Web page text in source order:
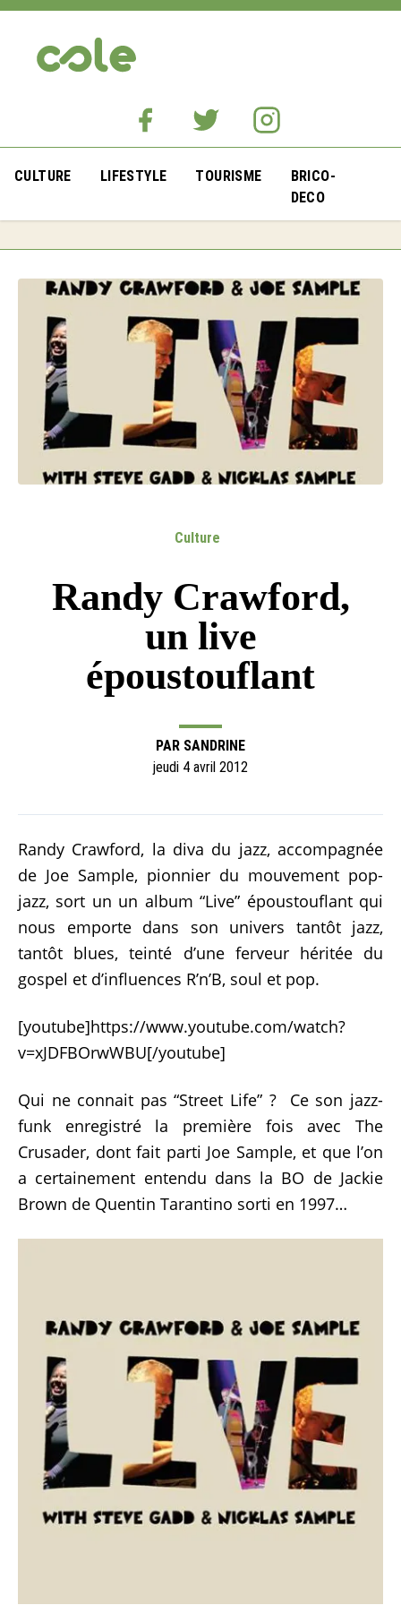
CULTURE LIFESTYLE TOURISME
BRICO-
DECO
Culture
Randy Crawford,
un live
époustouflant
PAR SANDRINE
jeudi 4 avril 2012
Randy Crawford, la diva du jazz, accompagnée
de Joe Sample, pionnier du mouvement pop-
jazz, sort un un album “Live” époustouflant qui
nous emporte dans son univers tantôt jazz,
tantôt blues, teinté d’une ferveur héritée du
gospel et d’influences R’n’B, soul et pop.
[youtube]https://www.youtube.com/watch?
v=xJDFBOrwWBU[/youtube]
Qui ne connait pas “Street Life” ? Ce son jazz-
funk enregistré la première fois avec The
Crusader, dont fait parti Joe Sample, et que l’on
a certainement entendu dans la BO de Jackie
Brown de Quentin Tarantino sorti en 1997…